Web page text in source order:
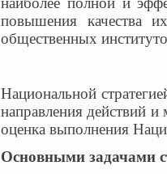
повышения качества
общественных
Национальной
направления действий и
оценка выполнения
Основными задачами